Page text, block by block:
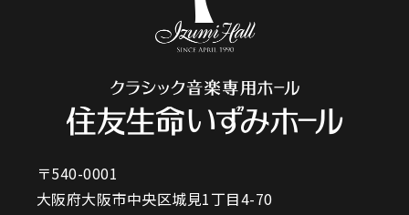
〒540-0001
大阪府大阪市中央区城見1丁目4-70